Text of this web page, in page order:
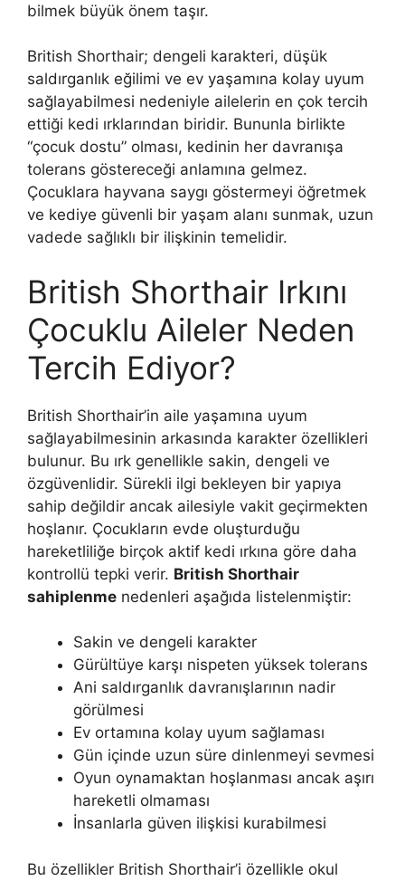
bilmek büyük önem taşır.
British Shorthair; dengeli karakteri, düşük
saldırganlık eğilimi ve ev yaşamına kolay uyum
sağlayabilmesi nedeniyle ailelerin en çok tercih
ettiği kedi ırklarından biridir. Bununla birlikte
“çocuk dostu” olması, kedinin her davranışa
tolerans göstereceği anlamına gelmez.
Çocuklara hayvana saygı göstermeyi öğretmek
ve kediye güvenli bir yaşam alanı sunmak, uzun
vadede sağlıklı bir ilişkinin temelidir.
British Shorthair Irkını
Çocuklu Aileler Neden
Tercih Ediyor?
British Shorthair’in aile yaşamına uyum
sağlayabilmesinin arkasında karakter özellikleri
bulunur. Bu ırk genellikle sakin, dengeli ve
özgüvenlidir. Sürekli ilgi bekleyen bir yapıya
sahip değildir ancak ailesiyle vakit geçirmekten
hoşlanır. Çocukların evde oluşturduğu
hareketliliğe birçok aktif kedi ırkına göre daha
kontrollü tepki verir. British Shorthair
sahiplenme nedenleri aşağıda listelenmiştir:
Sakin ve dengeli karakter
Gürültüye karşı nispeten yüksek tolerans
Ani saldırganlık davranışlarının nadir
görülmesi
Ev ortamına kolay uyum sağlaması
Gün içinde uzun süre dinlenmeyi sevmesi
Oyun oynamaktan hoşlanması ancak aşırı
hareketli olmaması
İnsanlarla güven ilişkisi kurabilmesi
Bu özellikler British Shorthair’i özellikle okul